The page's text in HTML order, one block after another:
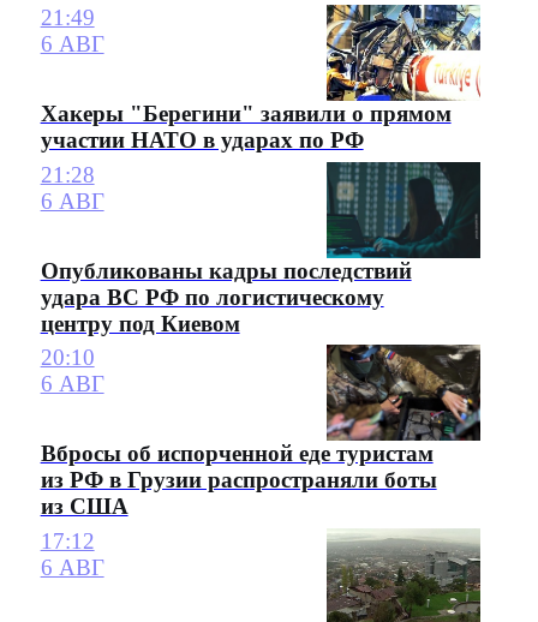
21:49
6 АВГ
Хакеры "Берегини" заявили о прямом
участии НАТО в ударах по РФ
21:28
6 АВГ
Опубликованы кадры последствий
удара ВС РФ по логистическому
центру под Киевом
20:10
6 АВГ
Вбросы об испорченной еде туристам
из РФ в Грузии распространяли боты
из США
17:12
6 АВГ